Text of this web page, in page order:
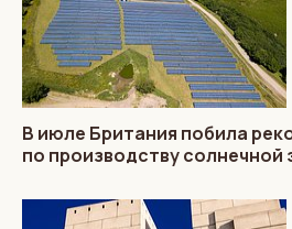
В июле Британия побила
по производству солнечной